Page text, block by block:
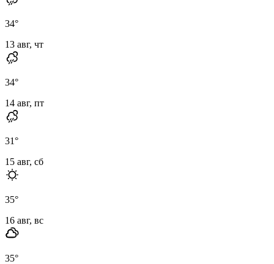
34°
13 авг, чт
34°
14 авг, пт
31°
15 авг, сб
35°
16 авг, вс
35°